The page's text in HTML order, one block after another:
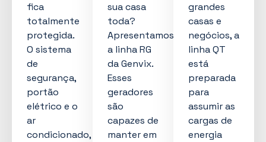
fica
totalmente
protegida.
O sistema
de
segurança,
portão
elétrico e o
ar
condicionado,
sua casa
toda?
Apresentamos
a linha RG
da Genvix.
Esses
geradores
são
capazes de
manter em
grandes
casas e
negócios, a
linha QT
está
preparada
para
assumir as
cargas de
energia